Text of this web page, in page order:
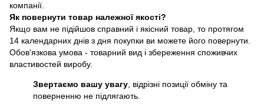
компанії.
Як повернути товар належної якості?
Якщо вам не підійшов справний і якісний товар, то протягом
14 календарних днів з дня покупки ви можете його повернути.
Обов'язкова умова - товарний вид і збереження споживчих
властивостей виробу.
Звертаємо вашу увагу, відрізні позиції обміну та
поверненню не підлягають.